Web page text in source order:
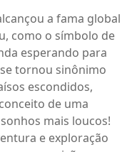
a fama global
como o símbolo de
esperando para
tornou sinônimo
escondidos,
de uma
mais loucos!
e exploração